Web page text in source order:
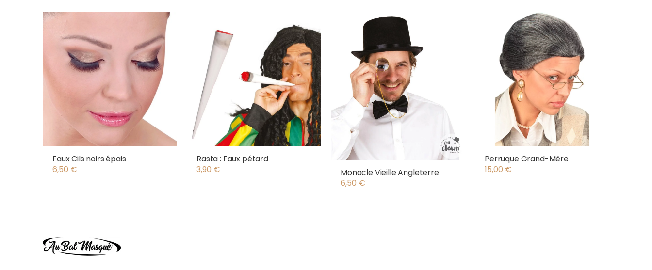
Faux Cils noirs épais
6,50 €
Rasta : Faux pétard
3,90 €
Monocle Vieille Angleterre
6,50 €
Perruque Grand-Mère
15,00 €